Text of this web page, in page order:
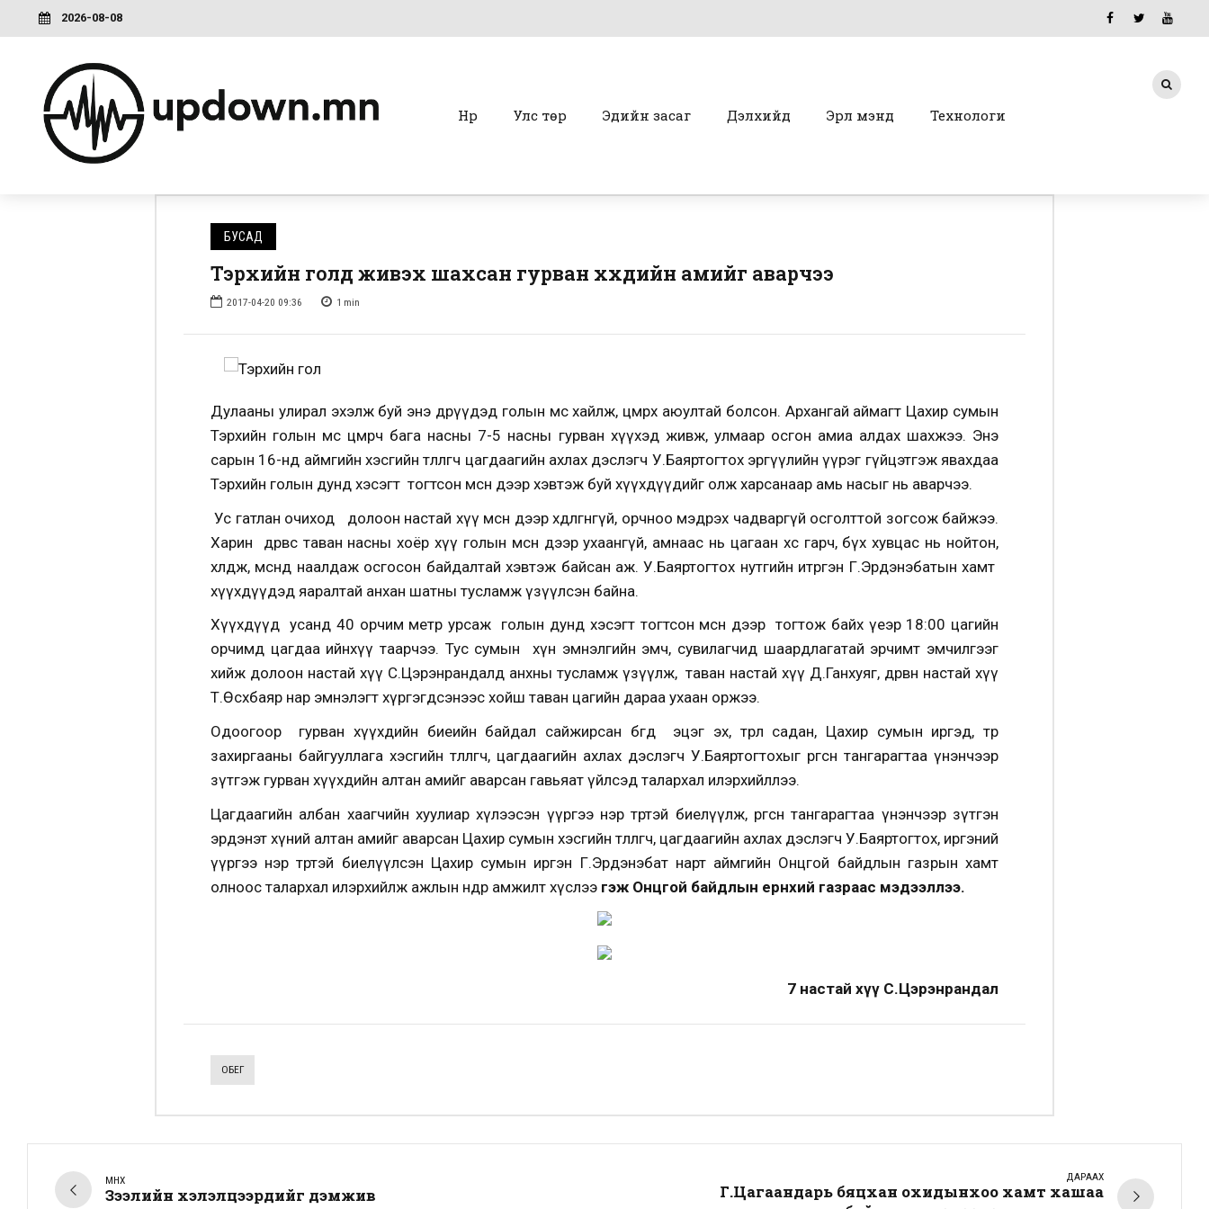
2026-08-08
Нүүр Улс төр Эдийн засаг Дэлхийд Эрүүл мэнд Технологи
БУСАД
Тэрхийн голд живэх шахсан гурван хүүхдийн амийг аварчээ
2017-04-20 09:36 1 min
Дулааны улирал эхэлж буй энэ өдрүүдэд голын мөс хайлж, цөмрөх аюултай болсон. Архангай аймагт Цахир сумын
Тэрхийн голын мөс цөмөрч бага насны 7-5 насны гурван хүүхэд живж, улмаар осгон амиа алдах шахжээ. Энэ
сарын 16-нд аймгийн хэсгийн төлөөлөгч цагдаагийн ахлах дэслэгч У.Баяртогтох эргүүлийн үүрэг гүйцэтгэж явахдаа
Тэрхийн голын дунд хэсэгт тогтсон мөсөн дээр хэвтэж буй хүүхдүүдийг олж харсанаар амь насыг нь аварчээ.
Ус гатлан очиход долоон настай хүү мөсөн дээр хөдөлгөөнгүй, орчноо мэдрэх чадваргүй осголттой зогсож байжээ.
Харин дөрвөөс таван насны хоёр хүү голын мөсөн дээр ухаангүй, амнаас нь цагаан хөөс гарч, бүх хувцас нь нойтон,
хөлдөж, мөсөнд наалдаж осгосон байдалтай хэвтэж байсан аж. У.Баяртогтох нутгийн итргэн Г.Эрдэнэбатын хамт
хүүхдүүдэд яаралтай анхан шатны тусламж үзүүлсэн байна.
Хүүхдүүд усанд 40 орчим метр урсаж голын дунд хэсэгт тогтсон мөсөн дээр тогтож байх үеэр 18:00 цагийн
орчимд цагдаа ийнхүү таарчээ. Тус сумын хүн эмнэлгийн эмч, сувилагчид шаардлагатай эрчимт эмчилгээг
хийж долоон настай хүү С.Цэрэнрандалд анхны тусламж үзүүлж, таван настай хүү Д.Ганхуяг, дөрвөн настай хүү
Т.Өсөхбаяр нар эмнэлэгт хүргэгдсэнээс хойш таван цагийн дараа ухаан оржээ.
Одоогоор гурван хүүхдийн биеийн байдал сайжирсан бөгөөд эцэг эх, төрөл садан, Цахир сумын иргэд, төр
захиргааны байгууллага хэсгийн төлөөлөгч, цагдаагийн ахлах дэслэгч У.Баяртогтохыг өргөсөн тангарагтаа үнэнчээр
зүтгэж гурван хүүхдийн алтан амийг аварсан гавьяат үйлсэд талархал илэрхийллээ.
Цагдаагийн албан хаагчийн хуулиар хүлээсэн үүргээ нэр төртэй биелүүлж, өргөсөн тангарагтаа үнэнчээр зүтгэн
эрдэнэт хүний алтан амийг аварсан Цахир сумын хэсгийн төлөөлөгч, цагдаагийн ахлах дэслэгч У.Баяртогтох, иргэний
үүргээ нэр төртэй биелүүлсэн Цахир сумын иргэн Г.Эрдэнэбат нарт аймгийн Онцгой байдлын газрын хамт
олноос талархал илэрхийлж ажлын өндөр амжилт хүслээ гэж Онцгой байдлын ерөнхий газраас мэдээллээ.
7 настай хүү С.Цэрэнрандал
ОБЕГ
ӨМНӨХ
Зээлийн хэлэлцээрүүдийг дэмжив
ДАРААХ
Г.Цагаандарь бяцхан охидынхоо хамт хашаа